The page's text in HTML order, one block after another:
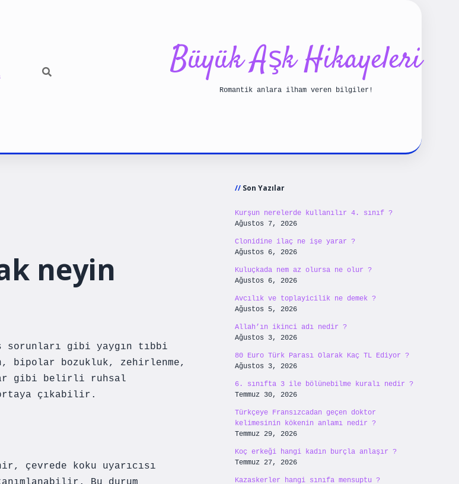
Büyük Aşk Hikayeleri
Romantik anlara ilham veren bilgiler!
neyin
sorunları gibi yaygın tıbbi
bipolar bozukluk, zehirlenme,
gibi belirli ruhsal
çıkabilir.
çevrede koku uyarıcısı
Son Yazılar
Kurşun nerelerde kullanılır 4. sınıf ?
Ağustos 7, 2026
Clonidine ilaç ne işe yarar ?
Ağustos 6, 2026
Kuluçkada nem az olursa ne olur ?
Ağustos 6, 2026
Avcılık ve toplayicilik ne demek ?
Ağustos 5, 2026
Allah’ın ikinci adı nedir ?
Ağustos 3, 2026
80 Euro Türk Parası Olarak Kaç TL Ediyor ?
Ağustos 3, 2026
6. sınıfta 3 ile bölünebilme kuralı nedir ?
Temmuz 30, 2026
Türkçeye Fransızcadan geçen doktor
kelimesinin kökenin anlamı nedir ?
Temmuz 29, 2026
Koç erkeği hangi kadın burçla anlaşır ?
Temmuz 27, 2026
Kazaskerler hangi sınıfa mensuptu ?